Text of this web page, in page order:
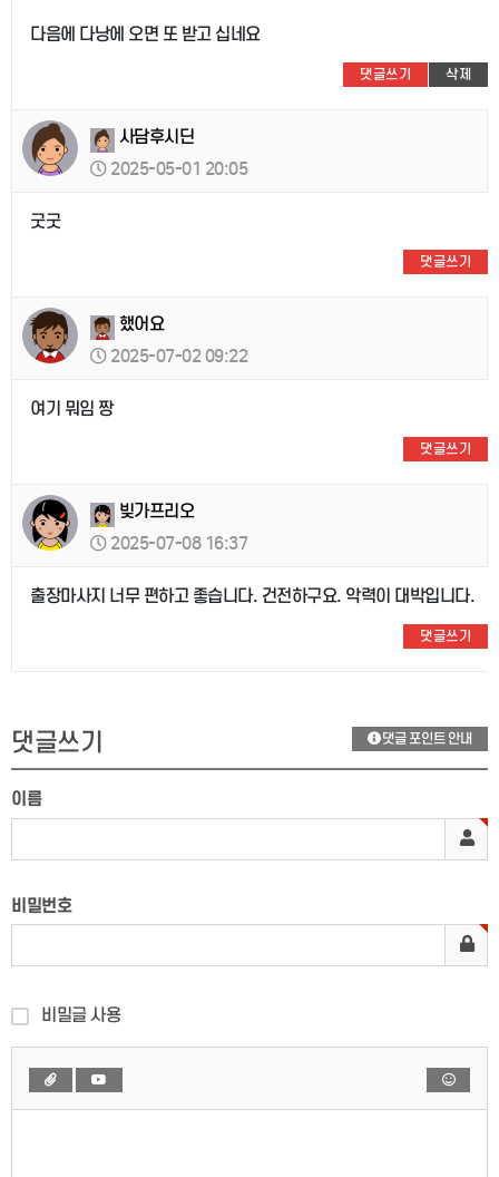
다음에 다낭에 오면 또 받고 십네요
댓글쓰기 삭제
사담후시딘
2025-05-01 20:05
굿굿
댓글쓰기
했어요
2025-07-02 09:22
여기 뭐임 짱
댓글쓰기
빚가프리오
2025-07-08 16:37
출장마사지 너무 편하고 좋습니다. 건전하구요. 악력이 대박입니다.
댓글쓰기
댓글쓰기 댓글 포인트 안내
이름
비밀번호
비밀글 사용